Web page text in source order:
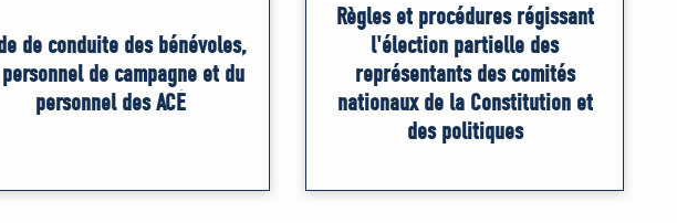
de conduite des bénévoles,
de campagne et du
personnel des ACÉ
Règles et procédures régissant
l'élection partielle des
représentants des comités
nationaux de la Constitution et
des politiques